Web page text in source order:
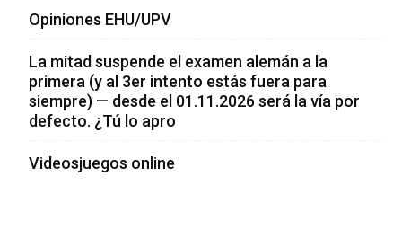
Opiniones EHU/UPV
La mitad suspende el examen alemán a la
primera (y al 3er intento estás fuera para
siempre) — desde el 01.11.2026 será la vía por
defecto. ¿Tú lo apro
Videosjuegos online